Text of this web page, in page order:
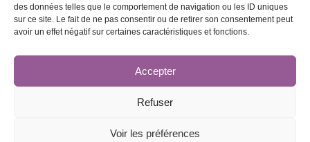
des données telles que le comportement de navigation ou les ID uniques
sur ce site. Le fait de ne pas consentir ou de retirer son consentement peut
avoir un effet négatif sur certaines caractéristiques et fonctions.
Accepter
Refuser
Voir les préférences
Conditions Générales de ventes